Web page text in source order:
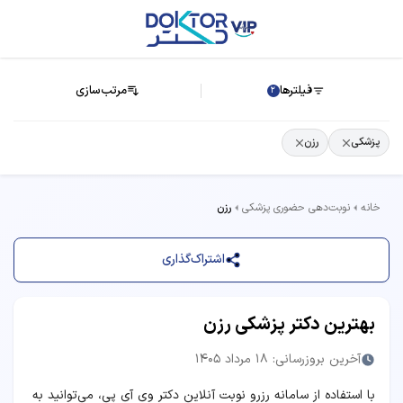
فیلترها 2 مرتب‌سازی
پزشکی رزن
خانه نوبت‌دهی حضوری پزشکی رزن
اشتراک‌گذاری
بهترین دکتر پزشکی رزن
آخرین بروزرسانی: 18 مرداد 1405
با استفاده از سامانه رزرو نوبت آنلاین دکتر وی آی پی، می‌توانید به